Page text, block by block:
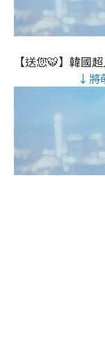
【送您🐯】韓國
↓將